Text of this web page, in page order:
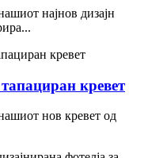
најнов дизајн
кревет
нов кревет од